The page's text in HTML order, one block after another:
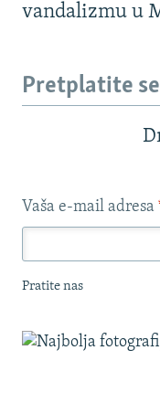
vandalizmu u
Pretplatite
Vaša e-mail adresa
Pratite nas